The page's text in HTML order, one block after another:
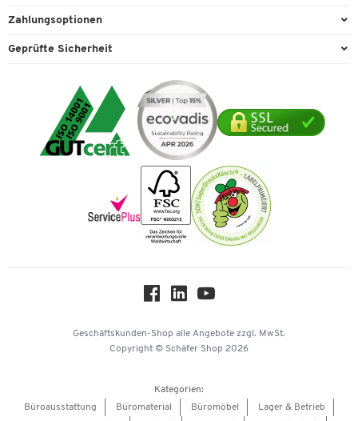
Reinigung & Hygiene
Technik
Umwelttechnik
Verpacken & Versenden
Lieferinformationen
Rufnummernüberblick
Tinte / Toner
Vertrag widerrufen
Cookie-Einstellungen
Geschichte
Impressum
Karriere
Willkommensgeschenk
Expertenwissen
Zahlungsoptionen
Paypal
Mastercard
Vorkasse
Geprüfte Sicherheit
Geschäftskunden-Shop alle Angebote zzgl. MwSt.
Copyright © Schäfer Shop 2026
Kategorien:
Büroausstattung
Büromaterial Büromöbel
Lager & Betrieb